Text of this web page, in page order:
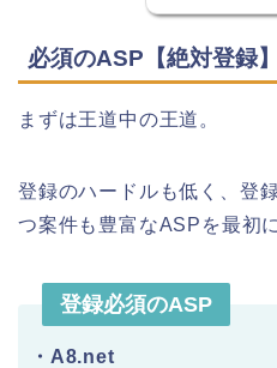
必須のASP【絶対登録】
まずは王道中の王道。
登録のハードルも低く、登
つ案件も豊富なASPを最初
登録必須のASP
・A8.net